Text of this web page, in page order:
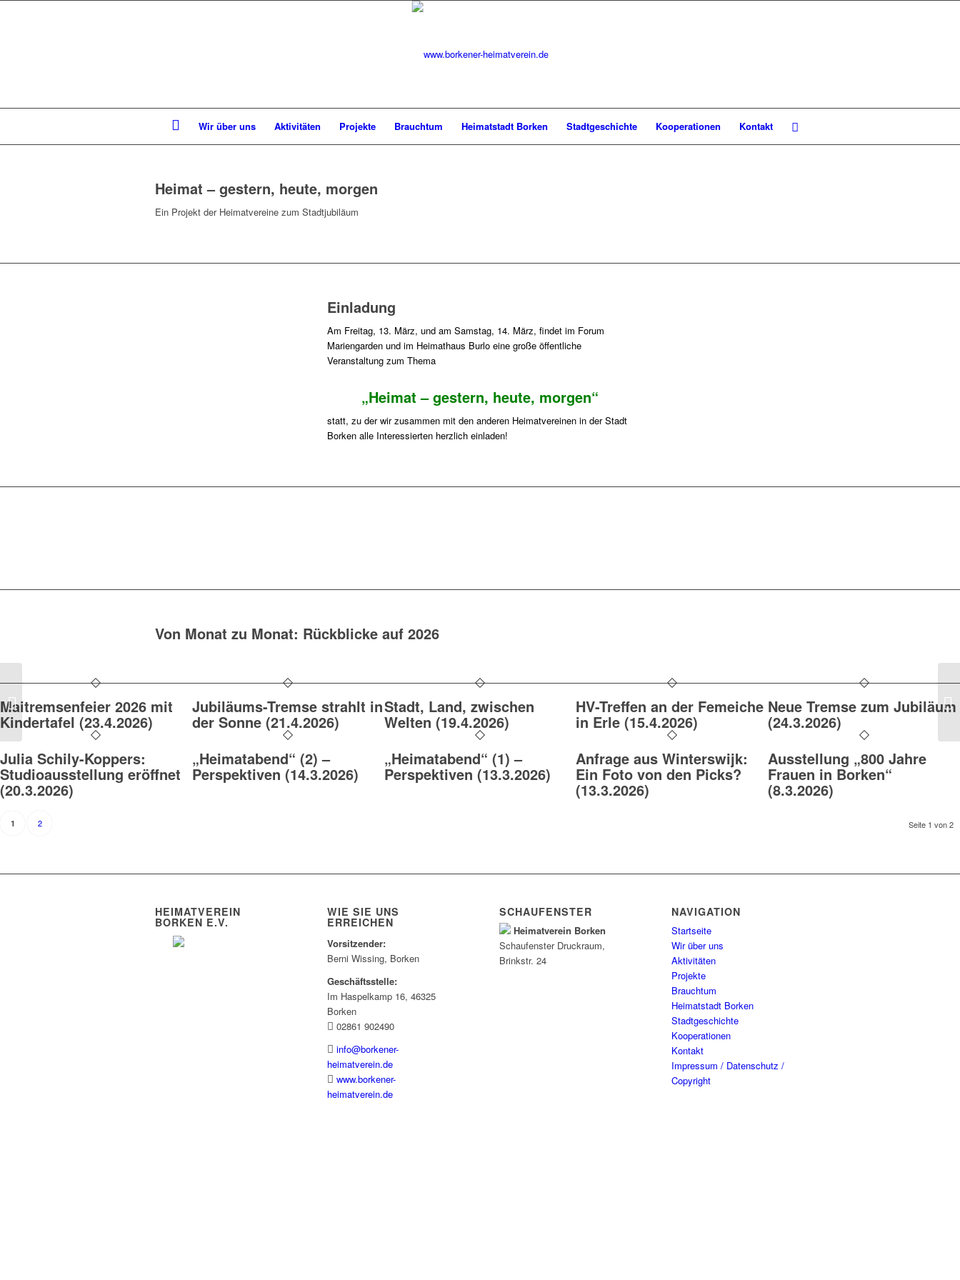
Wir über uns Aktivitäten Projekte Brauchtum Heimatstadt Borken Stadtgeschichte Kooperationen Kontakt
Heimat – gestern, heute, morgen
Ein Projekt der Heimatvereine zum Stadtjubiläum
Einladung
Am Freitag, 13. März, und am Samstag, 14. März, findet im Forum
Mariengarden und im Heimathaus Burlo eine große öffentliche
Veranstaltung zum Thema
„Heimat – gestern, heute, morgen“
statt, zu der wir zusammen mit den anderen Heimatvereinen in der Stadt
Borken alle Interessierten herzlich einladen!
Von Monat zu Monat: Rückblicke auf 2026
Maitremsenfeier 2026 mit
Kindertafel (23.4.2026)
Jubiläums-Tremse strahlt in
der Sonne (21.4.2026)
Stadt, Land, zwischen
Welten (19.4.2026)
HV-Treffen an der Femeiche
in Erle (15.4.2026)
Neue Tremse zum Jubiläum
(24.3.2026)
Julia Schily-Koppers:
Studioausstellung eröffnet
(20.3.2026)
„Heimatabend“ (2) –
Perspektiven (14.3.2026)
„Heimatabend“ (1) –
Perspektiven (13.3.2026)
Anfrage aus Winterswijk:
Ein Foto von den Picks?
(13.3.2026)
Ausstellung „800 Jahre
Frauen in Borken“
(8.3.2026)
Seite 1 von 2
1 2
HEIMATVEREIN
BORKEN E.V.
WIE SIE UNS
ERREICHEN
Vorsitzender:
Berni Wissing, Borken
Geschäftsstelle:
Im Haspelkamp 16, 46325
Borken
02861 902490
info@borkener-
heimatverein.de
www.borkener-
heimatverein.de
SCHAUFENSTER
Heimatverein Borken
Schaufenster Druckraum,
Brinkstr. 24
NAVIGATION
Startseite
Wir über uns
Aktivitäten
Projekte
Brauchtum
Heimatstadt Borken
Stadtgeschichte
Kooperationen
Kontakt
Impressum / Datenschutz /
Copyright
Diebesturm (11.2.2026)